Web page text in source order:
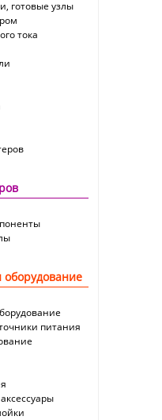
готовые узлы
тока
питания